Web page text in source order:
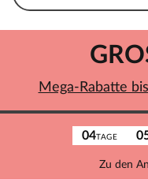
04TAGE
Zu den
Mega-Rabatte